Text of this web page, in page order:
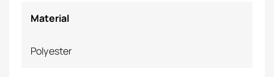
Material
Polyester